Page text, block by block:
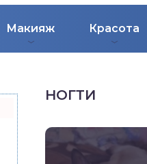
Макияж Красота
НОГТИ